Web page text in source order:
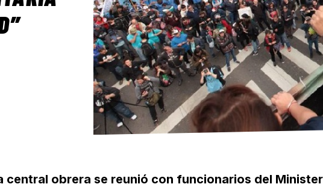
central obrera se reunió con funcionarios del